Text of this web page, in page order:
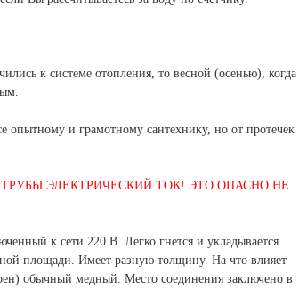
к системе отопления, то весной (осенью), когда
опытному и грамотному сантехнику, но от протечек
ЭЛЕКТРИЧЕСКИЙ ТОК! ЭТО ОПАСНО НЕ
к сети 220 В. Легко гнется и укладывается.
площади. Имеет разную толщину. На что влияет
обычный медный. Место соединения заключено в